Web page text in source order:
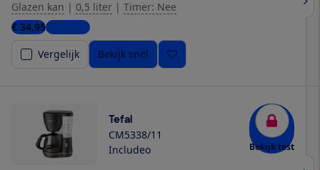
Glazen kan | 0,5 liter | Timer: Nee
€ 34,953 winkels
Vergelijk
Bekijk snel
Tefal
CM5338/11
Includeo
Bekijk test